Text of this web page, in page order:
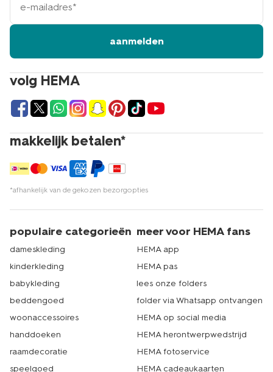
volg HEMA
makkelijk betalen*
*afhankelijk van de gekozen bezorgopties
mailadres
aanmelden
populaire categorieën
dameskleding
kinderkleding
babykleding
beddengoed
woonaccessoires
handdoeken
raamdecoratie
speelgoed
meer voor HEMA fans
HEMA app
HEMA pas
lees onze folders
folder via Whatsapp ontvangen
HEMA op social media
HEMA herontwerpwedstrijd
HEMA fotoservice
HEMA cadeaukaarten